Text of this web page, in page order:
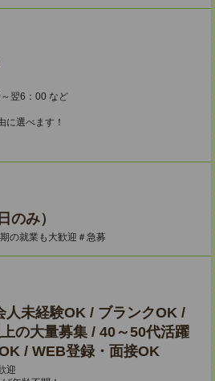
翌6：00 など
に選べます！
のみ）
の就業も大歓迎＃急募
人未経験OK / ブランクOK /
の大量募集 / 40～50代活躍
/ WEB登録・面接OK
迎